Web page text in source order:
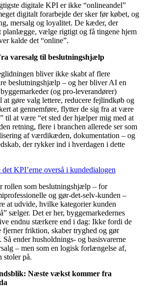
digitale KPI er ikke “onlineandel”
digitalt forarbejde der sker før købet, og
mersalg og loyalitet. De kæder, der
planlægge, vælge rigtigt og få tingene hjem
kalde det “online”.
varesalg til beslutningshjælp
bliver ikke skabt af flere
beslutningshjælp – og her bliver AI en
(og pro-leverandører)
at gøre valg lettere, reducere fejlindkøb og
at gennemføre, flytter de sig fra at være
til at være “et sted der hjælper mig med at
retning, flere i branchen allerede ser som
af værdikæden, dokumentation – og
der rykker ind i hverdagen i dette
KPI’erne overså i kundedialogen
rollen som beslutningshjælp – for
og gør-det-selv-kunden –
at udvide, hvilke kategorier kunden
sælger. Det er her, byggemarkedernes
endnu stærkere end i dag: Ikke fordi de
fjerner friktion, skaber tryghed og gør
ender husholdnings- og basisvarerne
– men som en logisk forlængelse af,
stoler på.
Næste vækst kommer fra